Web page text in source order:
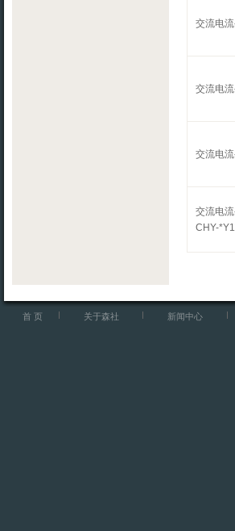
交流电
交流电
交流电
交流电
CHY-
首 页 关于森社 新闻中心